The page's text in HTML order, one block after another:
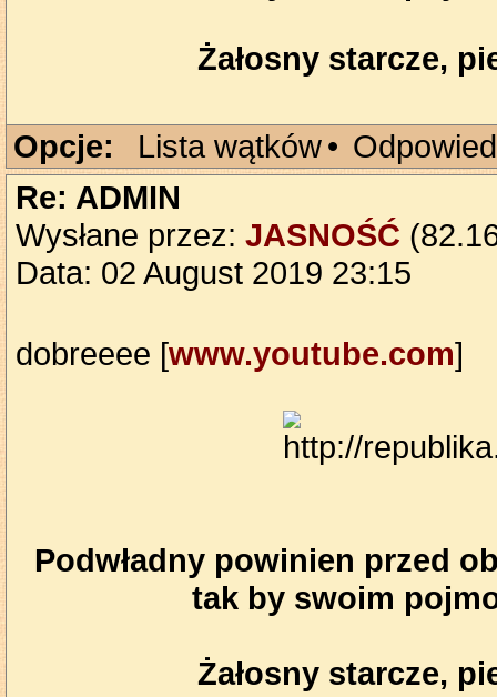
Żałosny starcze,
Opcje: Lista wątków•
Re: ADMIN
Wysłane przez: JASNOŚĆ
Data: 02 August 2019 23:15
dobreeee [www.youtube.com]
Podwładny powinien przed
tak by swoim
Żałosny starcze,